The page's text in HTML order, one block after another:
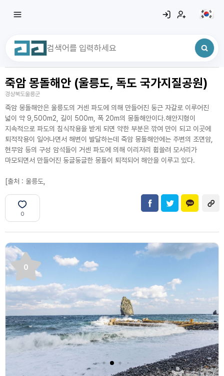
최근 검색어 전체삭제
죽암 몽돌해안 (울릉도, 독도 국가지질공원)
경상북도울릉군
죽암 몽돌해안은 울릉도의 거센 파도에 의해 만들어진 둥근 자갈로 이루어진
넓이 약 9,500m2, 길이 500m, 폭 20m의 몽돌해안이다.해안지형이
지속적으로 파도의 침식작용을 받게 되면 약한 부분은 깎여 만이 되고 이곳에
퇴적작용이 일어나면서 해변이 발달하는데 죽암 몽돌해안에는 주변의 조면암,
현무암 등의 구성 암석들이 거센 파도에 의해 이리저리 휩쓸려 모서리가
마모되면서 만들어진 둥글둥글한 몽돌이 퇴적되어 해안을 이루고 있다.
[출처 : 울릉도,
0
0